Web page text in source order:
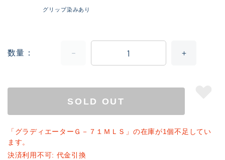
グリップ染みあり
数量
SOLD OUT
「グラディエーターＧ－７１ＭＬＳ」の在庫が1個不足してい
ます。
決済利用不可: 代金引換